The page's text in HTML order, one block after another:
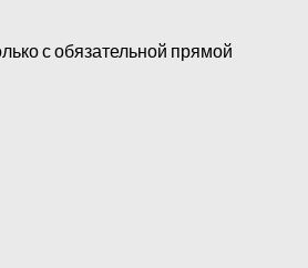
с обязательной прямой